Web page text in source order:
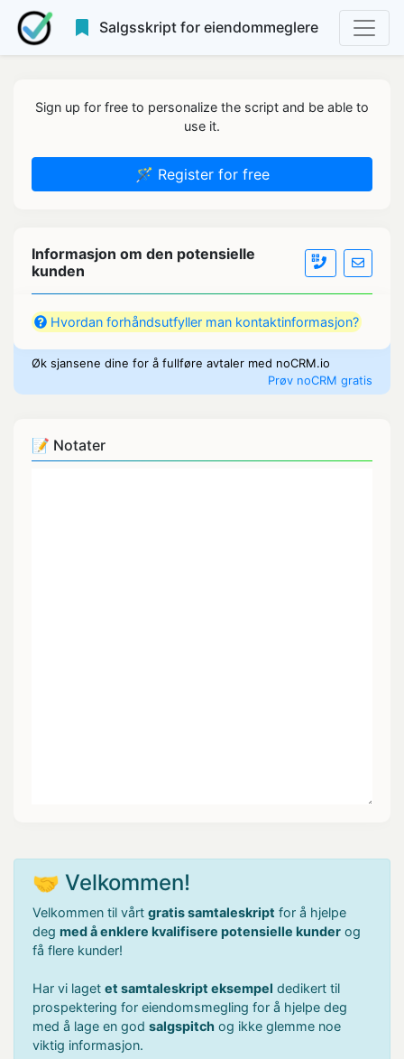
Salgsskript for eiendommeglere
🤝 Velkommen!
Velkommen til vårt gratis samtaleskript for å hjelpe
deg med å enklere kvalifisere potensielle kunder og
få flere kunder!
Har vi laget et samtaleskript eksempel dedikert til
prospektering for eiendomsmegling for å hjelpe deg
med å lage en god salgspitch og ikke glemme noe
viktig informasjon.
Sign up for free to personalize the script and be able to
use it.
🪄 Register for free
Informasjon om den potensielle
kunden
Hvordan forhåndsutfyller man kontaktinformasjon?
Øk sjansene dine for å fullføre avtaler med noCRM.io
Prøv noCRM gratis
📝 Notater